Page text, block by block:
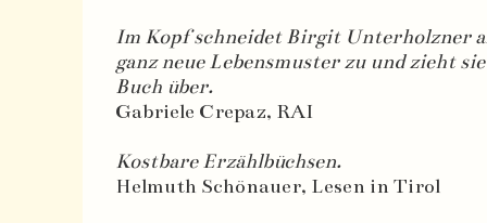
Im Kopf schneidet Birgit Unterholzner
ganz neue Lebensmuster zu und zieht
Buch über.
Gabriele Crepaz, RAI
Kostbare Erzählbüchsen.
Helmuth Schönauer, Lesen in Tirol